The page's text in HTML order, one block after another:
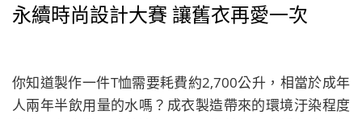
永續時尚設計大賽 讓舊衣再愛一次
你知道製作一件T恤需要耗費約2,700公升，相當於成年
人兩年半飲用量的水嗎？成衣製造帶來的環境汙染程度